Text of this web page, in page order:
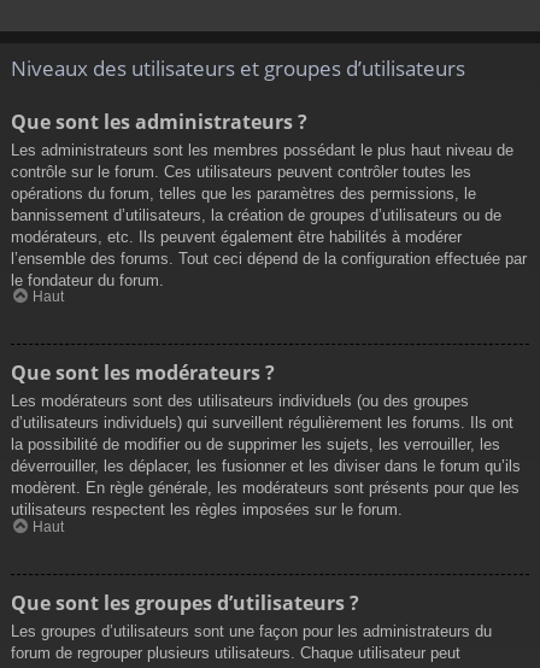
Niveaux des utilisateurs et groupes d’utilisateurs
Que sont les administrateurs ?
Les administrateurs sont les membres possédant le plus haut niveau de
contrôle sur le forum. Ces utilisateurs peuvent contrôler toutes les
opérations du forum, telles que les paramètres des permissions, le
bannissement d’utilisateurs, la création de groupes d’utilisateurs ou de
modérateurs, etc. Ils peuvent également être habilités à modérer
l’ensemble des forums. Tout ceci dépend de la configuration effectuée par
le fondateur du forum.
Haut
Que sont les modérateurs ?
Les modérateurs sont des utilisateurs individuels (ou des groupes
d’utilisateurs individuels) qui surveillent régulièrement les forums. Ils ont
la possibilité de modifier ou de supprimer les sujets, les verrouiller, les
déverrouiller, les déplacer, les fusionner et les diviser dans le forum qu’ils
modèrent. En règle générale, les modérateurs sont présents pour que les
utilisateurs respectent les règles imposées sur le forum.
Haut
Que sont les groupes d’utilisateurs ?
Les groupes d’utilisateurs sont une façon pour les administrateurs du
forum de regrouper plusieurs utilisateurs. Chaque utilisateur peut